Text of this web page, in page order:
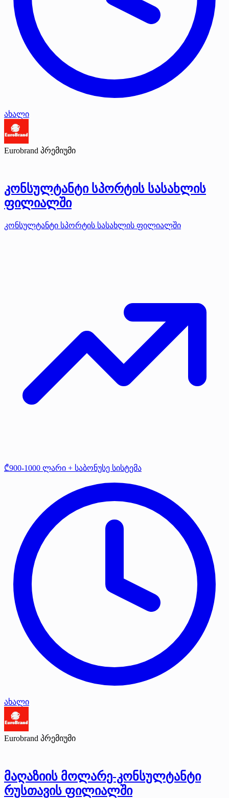
ახალი
Eurobrand პრემიუმი
კონსულტანტი სპორტის სასახლის
ფილიალში
კონსულტანტი სპორტის სასახლის ფილიალში
₾900-1000 ლარი + საბონუსე სისტემა
ახალი
Eurobrand პრემიუმი
მაღაზიის მოლარე-კონსულტანტი
რუსთავის ფილიალში